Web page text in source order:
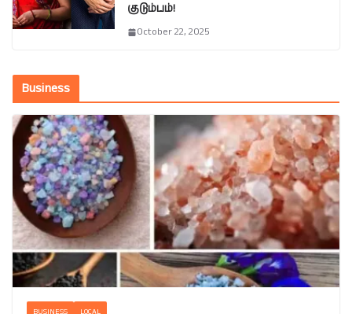
குடும்பம்!
October 22, 2025
Business
BUSINESS LOCAL